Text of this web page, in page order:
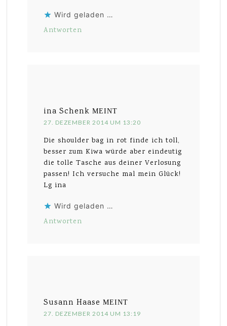
Wird geladen …
Antworten
ina Schenk MEINT
27. DEZEMBER 2014 UM 13:20
Die shoulder bag in rot finde ich toll,
besser zum Kiwa würde aber eindeutig
die tolle Tasche aus deiner Verlosung
passen! Ich versuche mal mein Glück!
Lg ina
Wird geladen …
Antworten
Susann Haase MEINT
27. DEZEMBER 2014 UM 13:19